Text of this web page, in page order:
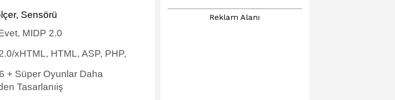
Sensörü
MIDP 2.0
xHTML, HTML, ASP, PHP,
+ Süper Oyunlar Daha
Tasarlanıiş
Reklam Alanı